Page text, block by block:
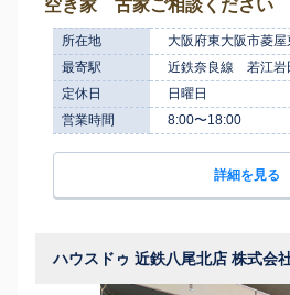
空き家 古家ご相談ください
所在地
大阪府東大阪市菱
最寄駅
近鉄奈良線 若江
定休日
日曜日
営業時間
8:00〜18:00
詳細を見る
ハウスドゥ 近鉄八尾北店 株式会